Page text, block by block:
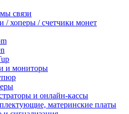
связи
/ хоперы / счетчики монет
и мониторы
и онлайн-кассы
материнские платы